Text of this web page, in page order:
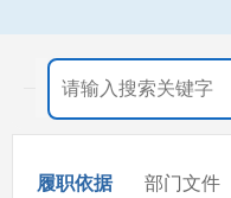
履职依据 部门文件